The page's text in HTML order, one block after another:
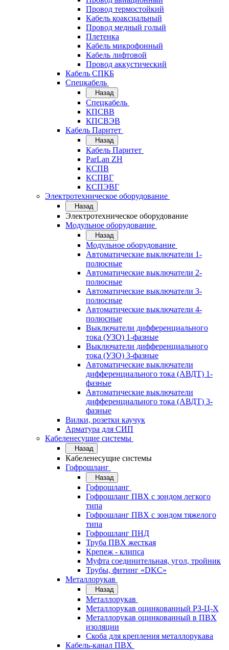
Провод термостойкий
Кабель коаксиальный
Провод медный голый
Плетенка
Кабель микрофонный
Кабель лифтовой
Провод аккустический
Кабель СПКБ
Спецкабель
Назад
Спецкабель
КПСВВ
КПСВЭВ
Кабель Паритет
Назад
Кабель Паритет
ParLan ZH
КСПВ
КСПВГ
КСПЭВГ
Электротехническое оборудование
Назад
Электротехническое оборудование
Модульное оборудование
Назад
Модульное оборудование
Автоматические выключатели 1-
полюсные
Автоматические выключатели 2-
полюсные
Автоматические выключатели 3-
полюсные
Автоматические выключатели 4-
полюсные
Выключатели дифференциального
тока (УЗО) 1-фазные
Выключатели дифференциального
тока (УЗО) 3-фазные
Автоматические выключатели
дифференциального тока (АВДТ) 1-
фазные
Автоматические выключатели
дифференциального тока (АВДТ) 3-
фазные
Вилки, розетки каучук
Арматура для СИП
Кабеленесущие системы
Назад
Кабеленесущие системы
Гофрошланг
Назад
Гофрошланг
Гофрошланг ПВХ с зондом легкого
типа
Гофрошланг ПВХ с зондом тяжелого
типа
Гофрошланг ПНД
Труба ПВХ жесткая
Крепеж - клипса
Муфта соединительная, угол, тройник
Трубы, фитинг «DKC»
Металлорукав
Назад
Металлорукав
Металлорукав оцинкованный РЗ-Ц-Х
Металлорукав оцинкованный в ПВХ
изоляции
Скоба для крепления металлорукава
Кабель-канал ПВХ